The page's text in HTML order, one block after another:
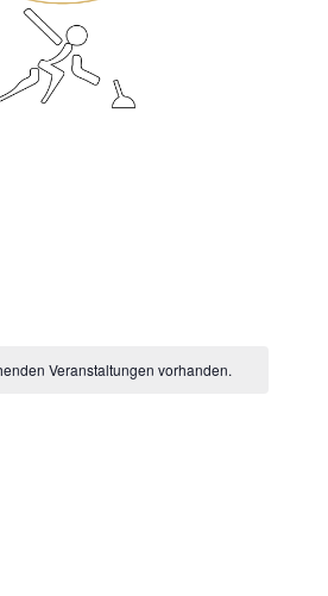
Veranstaltungen vorhanden.